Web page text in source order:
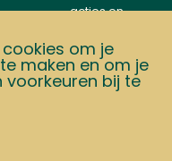
acties en
we geen
volgt
om je
maken en om je
voorkeuren bij te